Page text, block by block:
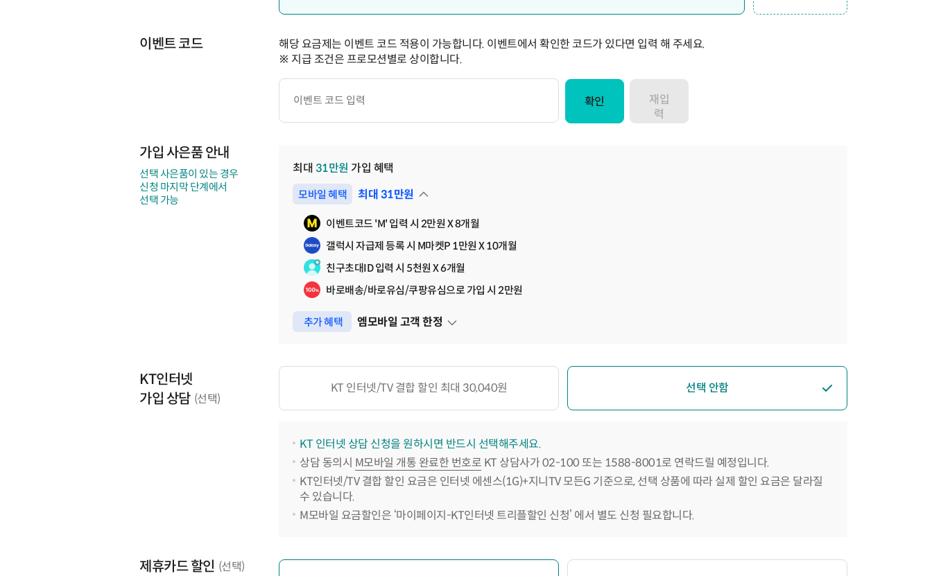
이벤트 코드
해당 요금제는 이벤트 코드 적용이 가능합니다. 이벤트에서 확인한 코드가 있다면 입력 해 주세요.
※ 지급 조건은 프로모션별로 상이합니다.
이
확인
재입
력
가입 사은품 안내
선택 사은품이 있는 경우
신청 마지막 단계에서
선택 가능
최대 31만원 가입 혜택
모바일 혜택 최대 31만원
펼쳐보기
이벤트코드 'M' 입력 시 2만원 X 8개월
갤럭시 자급제 등록 시 M마켓P 1만원 X 10개월
친구초대ID 입력 시 5천원 X 6개월
바로배송/바로유심/쿠팡유심으로 가입 시 2만원
추가 혜택 엠모바일 고객 한정
펼쳐보기
KT인터넷
가입 상담 (선택)
KT 인터넷/TV 결합 할인 최대 30,040원 선택 안함
KT 인터넷 상담 신청을 원하시면 반드시 선택해주세요.
상담 동의시 M모바일 개통 완료한 번호로 KT 상담사가 02-100 또는 1588-8001로 연락드릴 예정입니다.
KT인터넷/TV 결합 할인 요금은 인터넷 에센스(1G)+지니TV 모든G 기준으로, 선택 상품에 따라 실제 할인 요금은 달라질
수 있습니다.
M모바일 요금할인은 ‘마이페이지-KT인터넷 트리플할인 신청’ 에서 별도 신청 필요합니다.
제휴카드 할인 (선택)